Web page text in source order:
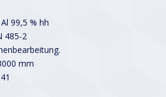
99,5 % hh
485-2
mm